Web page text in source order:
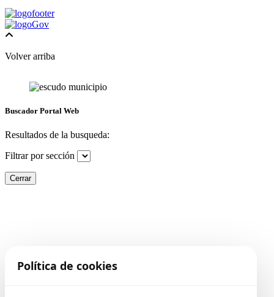
Volver arriba
Buscador Portal Web
Resultados de la busqueda:
Filtrar por sección
Cerrar
Política de cookies